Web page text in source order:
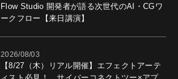
Flow Studio 開発者が語る次世代のAI・CGワ
ークフロー【来日講演】
2026/08/03
【8/27（木）リアル開催】エフェクトアーテ